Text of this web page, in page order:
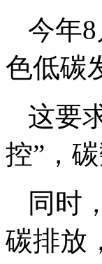
今年
色低碳
这要
控”，
同时
碳排放